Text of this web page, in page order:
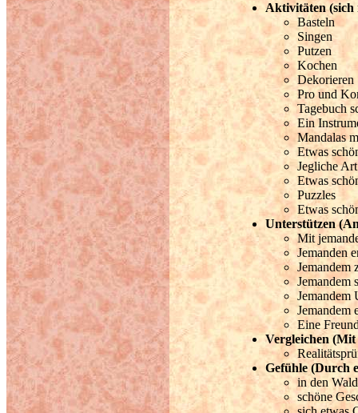
Aktivitäten (sich
Basteln
Singen
Putzen
Kochen
Dekorieren
Pro und
Tagebuch
Ein
Mandalas
Etwas
Jegliche
Etwas
Puzzles
Etwas
Unterstützen
Mit
Jemanden
Jemandem
Jemandem
Jemandem
Jemandem
Eine
Vergleichen (Mit
Gefühle (Durch
in den
schöne